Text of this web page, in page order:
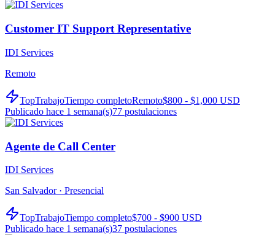
Customer IT Support Representative
IDI Services
Remoto
TopTrabajoTiempo completoRemoto$800 - $1,000 USD
Publicado hace 1 semana(s)77 postulaciones
Agente de Call Center
IDI Services
San Salvador · Presencial
TopTrabajoTiempo completo$700 - $900 USD
Publicado hace 1 semana(s)37 postulaciones